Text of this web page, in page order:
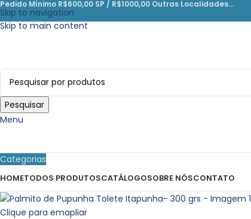
Skip to navigation
Skip to main content
Pedido Mínimo R$600,00 SP / R$1000,00 Outras Localidades…
Pesquisar
Menu
Categorias
HOMETODOS PRODUTOSCATÁLOGOSOBRE NÓSCONTATO
Clique para emapliar